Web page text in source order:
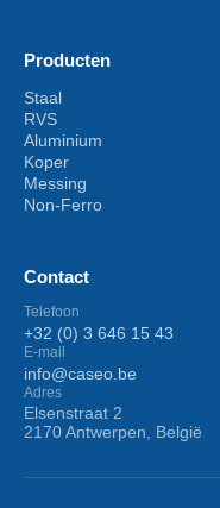
Producten
Staal
RVS
Aluminium
Koper
Messing
Non-Ferro
Contact
Telefoon
+32 (0) 3 646 15 43
E-mail
info@caseo.be
Adres
Elsenstraat 2
2170 Antwerpen, België